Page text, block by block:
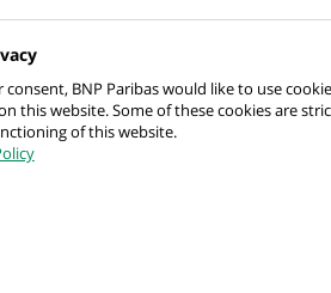
Kanałach Zdalnych
BNP Paribas would like to use
this website. Some of these cookies are
of this website.